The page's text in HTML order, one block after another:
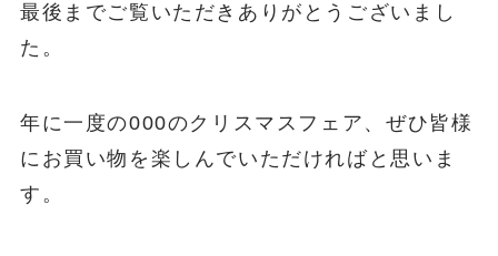
最後までご覧いただきありがとうございまし
た。
年に一度の000のクリスマスフェア、ぜひ皆様
にお買い物を楽しんでいただければと思いま
す。